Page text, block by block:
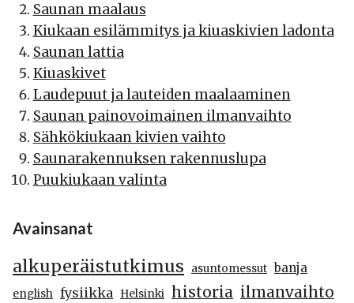
Saunan maalaus
Kiukaan esilämmitys ja kiuaskivien ladonta
Saunan lattia
Kiuaskivet
Laudepuut ja lauteiden maalaaminen
Saunan painovoimainen ilmanvaihto
Sähkökiukaan kivien vaihto
Saunarakennuksen rakennuslupa
Puukiukaan valinta
Avainsanat
alkuperäistutkimus asuntomessut banja
english fysiikka Helsinki historia ilmanvaihto